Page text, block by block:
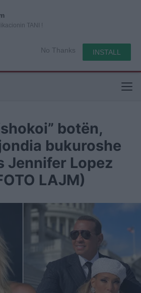
TANI !
No Thanks INSTALL
botën,
bukuroshe
Jennifer Lopez
LAJM)